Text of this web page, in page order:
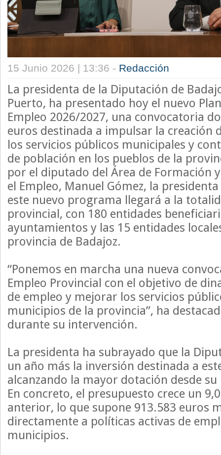
15 Junio 2026 | 13:36 - Redacción
La presidenta de la Diputación de
Puerto, ha presentado hoy el nuevo
Empleo 2026/2027, una convocatoria
euros destinada a impulsar la creación
los servicios públicos municipales y
de población en los pueblos de la
por el diputado del Área de Formación
el Empleo, Manuel Gómez, la
este nuevo programa llegará a la
provincial, con 180 entidades
ayuntamientos y las 15 entidades
provincia de Badajoz.
“Ponemos en marcha una nueva
Empleo Provincial con el objetivo de
de empleo y mejorar los servicios
municipios de la provincia”, ha
durante su intervención.
La presidenta ha subrayado que la
un año más la inversión destinada a
alcanzando la mayor dotación desde
En concreto, el presupuesto crece un
anterior, lo que supone 913.583 euros
directamente a políticas activas de
municipios.